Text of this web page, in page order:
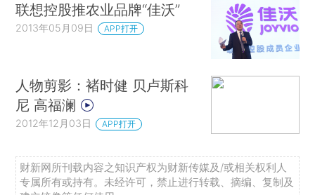
联想控股推农业品牌“佳沃”
2013年05月09日 APP打开
人物剪影：褚时健 贝卢斯科
尼 高福澜
2012年12月03日 APP打开
财新网所刊载内容之知识产权为财新传媒及/或相关权利人
专属所有或持有。未经许可，禁止进行转载、摘编、复制及